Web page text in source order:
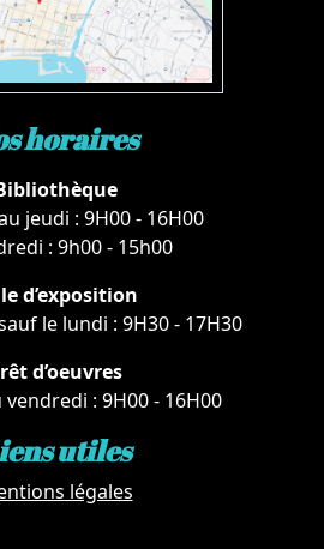
horaires
jeudi : 9H00 - 16H00
: 9h00 - 15h00
d’exposition
le lundi : 9H30 - 17H30
d’oeuvres
: 9H00 - 16H00
utiles
légales